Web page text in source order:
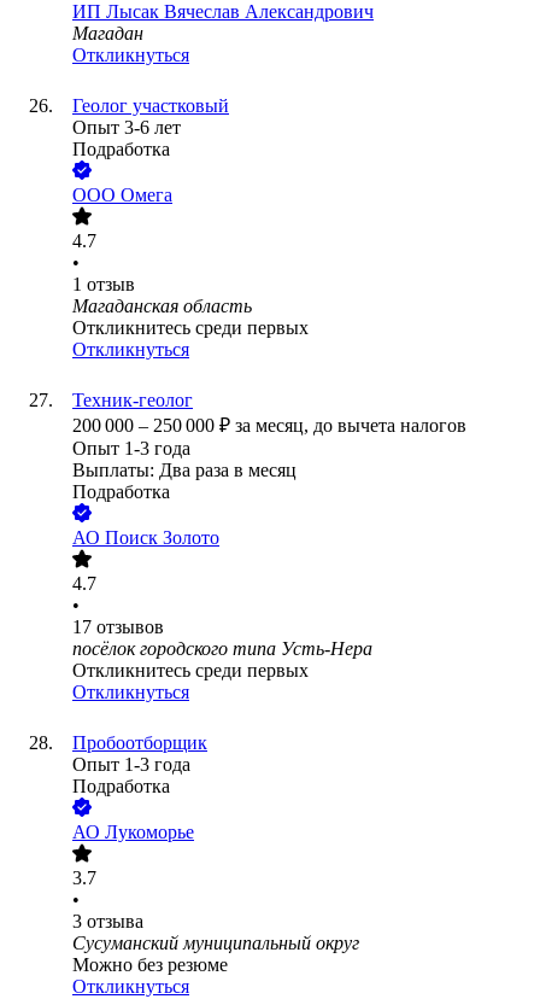
ИП Лысак Вячеслав Александрович
Магадан
Откликнуться
Геолог участковый
Опыт 3-6 лет
Подработка
ООО Омега
4.7
•
1 отзыв
Магаданская область
Откликнитесь среди первых
Откликнуться
Техник-геолог
200 000 – 250 000 ₽ за месяц, до вычета налогов
Опыт 1-3 года
Выплаты: Два раза в месяц
Подработка
АО Поиск Золото
4.7
•
17 отзывов
посёлок городского типа Усть-Нера
Откликнитесь среди первых
Откликнуться
Пробоотборщик
Опыт 1-3 года
Подработка
АО Лукоморье
3.7
•
3 отзыва
Сусуманский муниципальный округ
Можно без резюме
Откликнуться